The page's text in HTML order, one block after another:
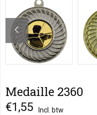
Medaille 2360
€1,55
Incl. btw